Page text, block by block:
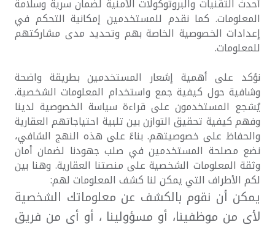
أحدث التقنيات والبروتوكولات الأمنية لضمان سرية وسلامة
المعلومات. كما نقدم للمستخدمين إمكانية التحكم في
إعدادات الخصوصية الخاصة بهم وتحديد مدى مشاركتهم
للمعلومات.
نؤكد على أهمية إشعار المستخدمين بطريقة واضحة
وشافية حول كيفية جمع واستخدام المعلومات الشخصية.
يُشجع المستخدمون على قراءة سياسة الخصوصية لدينا
وفهم كيفية تحقيق التوازن بين تلبية احتياجاتهم العقارية
والحفاظ على خصوصيتهم. بناءً على هذه النهج الشافي،
نضع مصلحة المستخدمين في صلب جهودنا لضمان أمان
وثقة المعلومات الشخصية على منصتنا العقارية. وهنا بين
لكم الأطراف التي يمكن لنا كشف المعلومات لهم:
يمكن أن نقوم بالكشف عن معلوماتك الشخصية
لأي من موظفينا، أو مسؤولينا ، أو أي من فريق